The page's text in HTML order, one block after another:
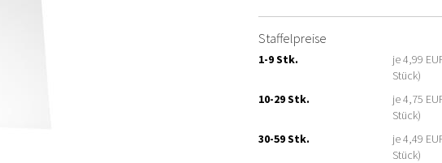
Staffelpreise
1-9 Stk.
je 4,99
Stück)
10-29 Stk.
je 4,75
Stück)
30-59 Stk.
je 4,49
Stück)